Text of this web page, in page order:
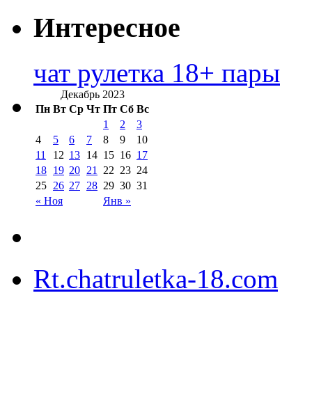
Интересное
чат рулетка 18+ пары
Декабрь 2023
Пн Вт Ср Чт Пт Сб Вс
« Ноя Янв »
1 2
3
4
5 6 7 8 9
10
11
12 13 14 15 16 17
18 19 20 21 22 23 24
25 26 27 28 29 30 31
Rt.chatruletka-18.com